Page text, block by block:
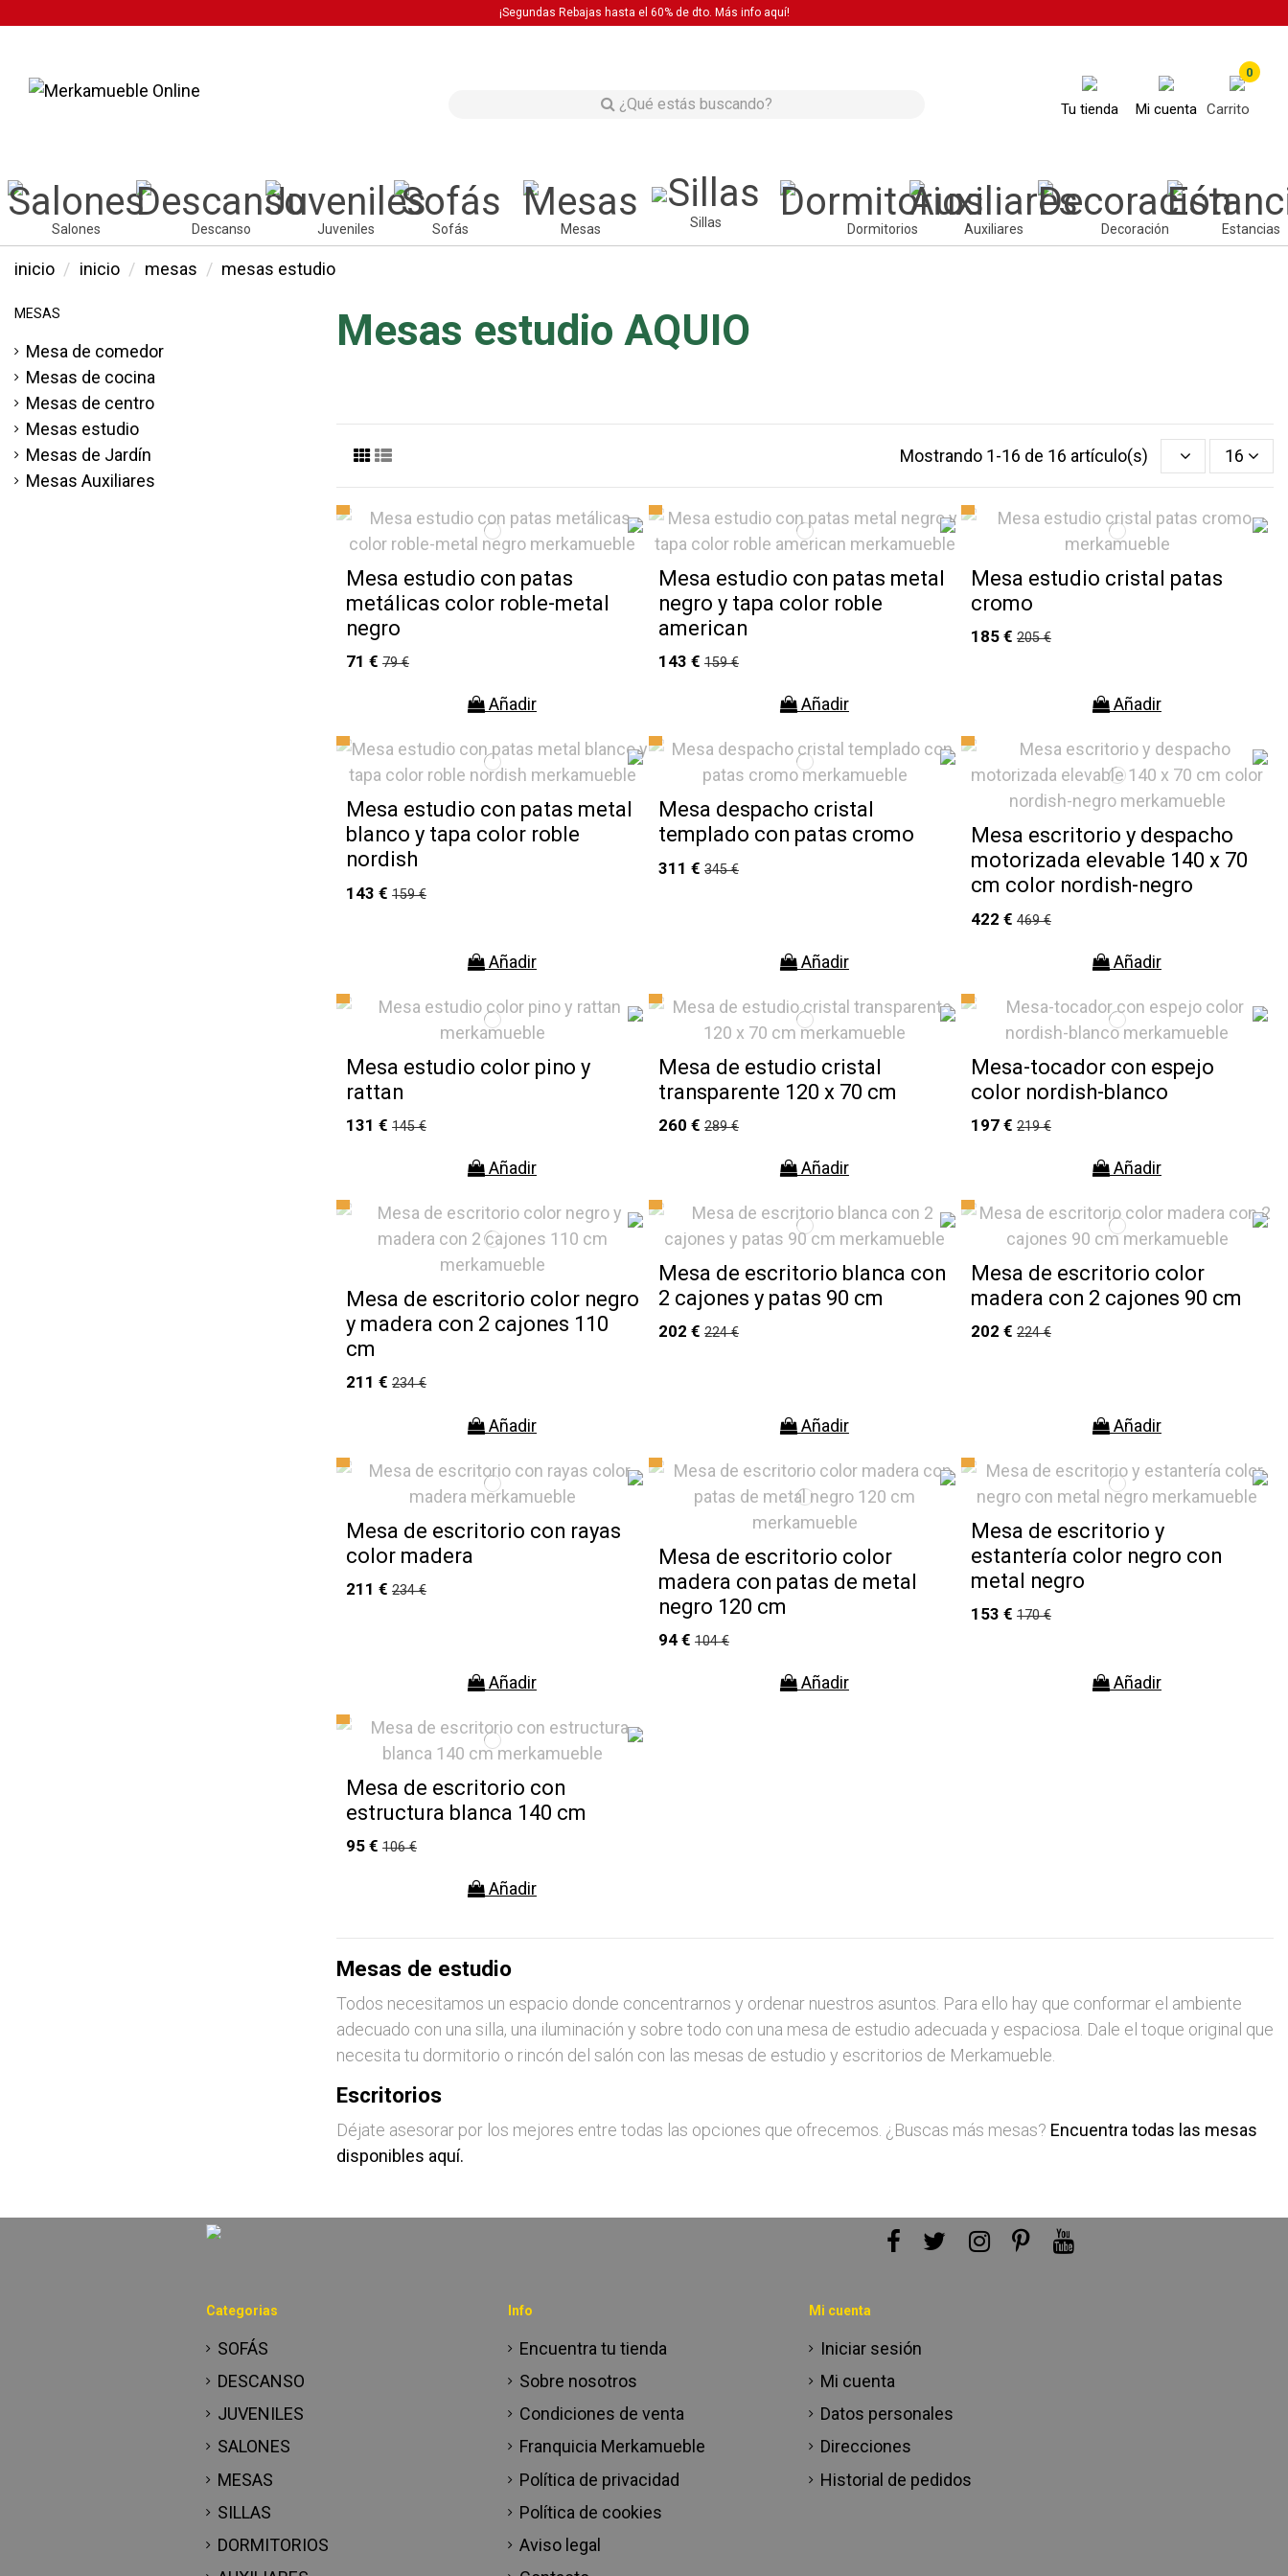
¡Segundas Rebajas hasta el 60% de dto. Más info aquí!
Tu tienda Mi cuenta
0
Carrito
Salones Descanso Juveniles Sofás Mesas Sillas Dormitorios Auxiliares Decoración Estancias
inicio inicio mesas mesas estudio
Mesas estudio AQUIO
Mostrando 1-16 de 16 artículo(s) 16
Mesa estudio con patas
metálicas color roble-metal
negro
71 € 79 €
Añadir
Mesa estudio con patas metal
negro y tapa color roble
american
143 € 159 €
Añadir
Mesa estudio cristal patas
cromo
185 € 205 €
Añadir
Mesa estudio con patas metal
blanco y tapa color roble
nordish
143 € 159 €
Añadir
Mesa despacho cristal
templado con patas cromo
311 € 345 €
Añadir
Mesa escritorio y despacho
motorizada elevable 140 x 70
cm color nordish-negro
422 € 469 €
Añadir
Mesa estudio color pino y
rattan
131 € 145 €
Añadir
Mesa de estudio cristal
transparente 120 x 70 cm
260 € 289 €
Añadir
Mesa-tocador con espejo
color nordish-blanco
197 € 219 €
Añadir
Mesa de escritorio color negro
y madera con 2 cajones 110
cm
211 € 234 €
Añadir
Mesa de escritorio blanca con
2 cajones y patas 90 cm
202 € 224 €
Añadir
Mesa de escritorio color
madera con 2 cajones 90 cm
202 € 224 €
Añadir
Mesa de escritorio con rayas
color madera
211 € 234 €
Añadir
Mesa de escritorio color
madera con patas de metal
negro 120 cm
94 € 104 €
Añadir
Mesa de escritorio y
estantería color negro con
metal negro
153 € 170 €
Añadir
Mesa de escritorio con
estructura blanca 140 cm
95 € 106 €
Añadir
Mesas de estudio
Todos necesitamos un espacio donde concentrarnos y ordenar nuestros asuntos. Para ello hay que conformar el ambiente
adecuado con una silla, una iluminación y sobre todo con una mesa de estudio adecuada y espaciosa. Dale el toque original que
necesita tu dormitorio o rincón del salón con las mesas de estudio y escritorios de Merkamueble.
Escritorios
Déjate asesorar por los mejores entre todas las opciones que ofrecemos. ¿Buscas más mesas? Encuentra todas las mesas
disponibles aquí.
MESAS
Mesa de comedor
Mesas de cocina
Mesas de centro
Mesas estudio
Mesas de Jardín
Mesas Auxiliares
Categorias
SOFÁS
DESCANSO
JUVENILES
SALONES
MESAS
SILLAS
DORMITORIOS
Info
Encuentra tu tienda
Sobre nosotros
Condiciones de venta
Franquicia Merkamueble
Política de privacidad
Política de cookies
Aviso legal
Mi cuenta
Iniciar sesión
Mi cuenta
Datos personales
Direcciones
Historial de pedidos